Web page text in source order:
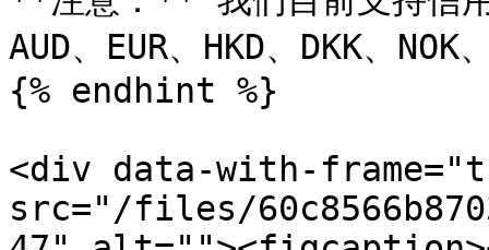
AUD、EUR、HKD、DKK、
{% endhint %}
<div data-with-
src="/files/